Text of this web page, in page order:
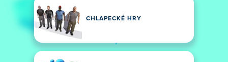
CHLAPECKÉ HRY